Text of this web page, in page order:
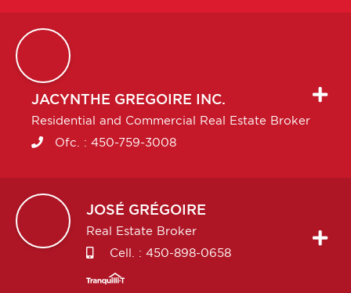
JACYNTHE GREGOIRE INC.
Residential and Commercial Real Estate Broker
Ofc. : 450-759-3008
JOSÉ GRÉGOIRE
Real Estate Broker
Cell. : 450-898-0658